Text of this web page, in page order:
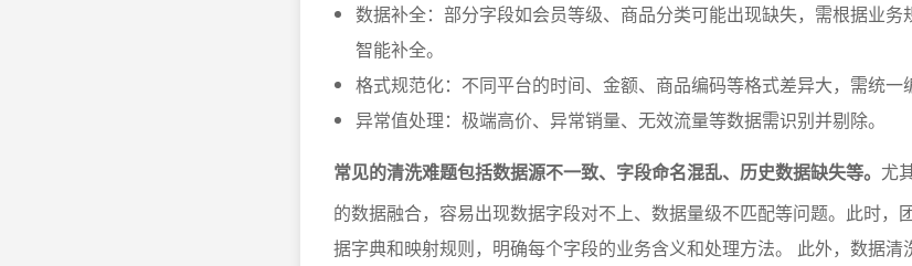
数据补全：部分字段如会员等级、商品分类可能出现缺失，需根据业务
智能补全。
格式规范化：不同平台的时间、金额、商品编码等格式差异大，需统一
异常值处理：极端高价、异常销量、无效流量等数据需识别并剔除。
常见的清洗难题包括数据源不一致、字段命名混乱、历史数据缺失等。 尤
的数据融合，容易出现数据字段对不上、数据量级不匹配等问题。此时，
据字典和映射规则，明确每个字段的业务含义和处理方法。 此外，数据清